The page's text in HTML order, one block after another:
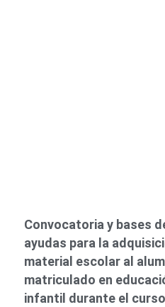
Convocatoria y bases
ayudas para la
material escolar al
matriculado en
infantil durante el